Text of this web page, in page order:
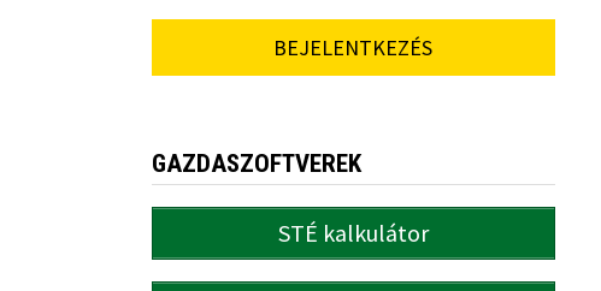
BEJELENTKEZÉS
GAZDASZOFTVEREK
STÉ kalkulátor